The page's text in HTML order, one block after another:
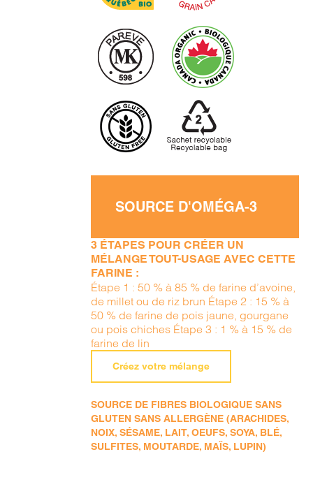
SOURCE D'OMÉGA-3
3 ÉTAPES POUR CRÉER UN
MÉLANGE TOUT-USAGE AVEC CETTE
FARINE :
Étape 1 : 50 % à 85 % de farine d’avoine,
de millet ou de riz brun Étape 2 : 15 % à
50 % de farine de pois jaune, gourgane
ou pois chiches Étape 3 : 1 % à 15 % de
farine de lin
Créez votre mélange
SOURCE DE FIBRES BIOLOGIQUE SANS
GLUTEN SANS ALLERGÈNE (ARACHIDES,
NOIX, SÉSAME, LAIT, OEUFS, SOYA, BLÉ,
SULFITES, MOUTARDE, MAÏS, LUPIN)